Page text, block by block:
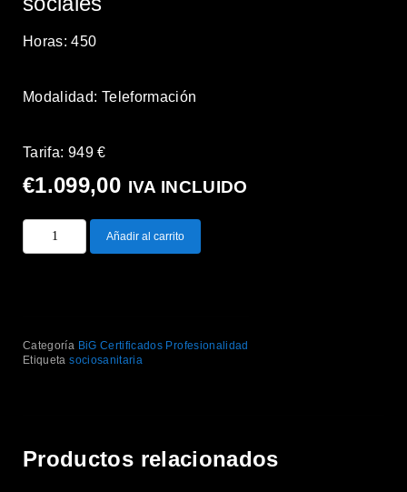
Horas: 450
Modalidad: Teleformación
Tarifa: 949 €
€1.099,00 IVA INCLUIDO
Añadir al carrito
Categoría BiG Certificados Profesionalidad
Etiqueta sociosanitaria
Productos relacionados